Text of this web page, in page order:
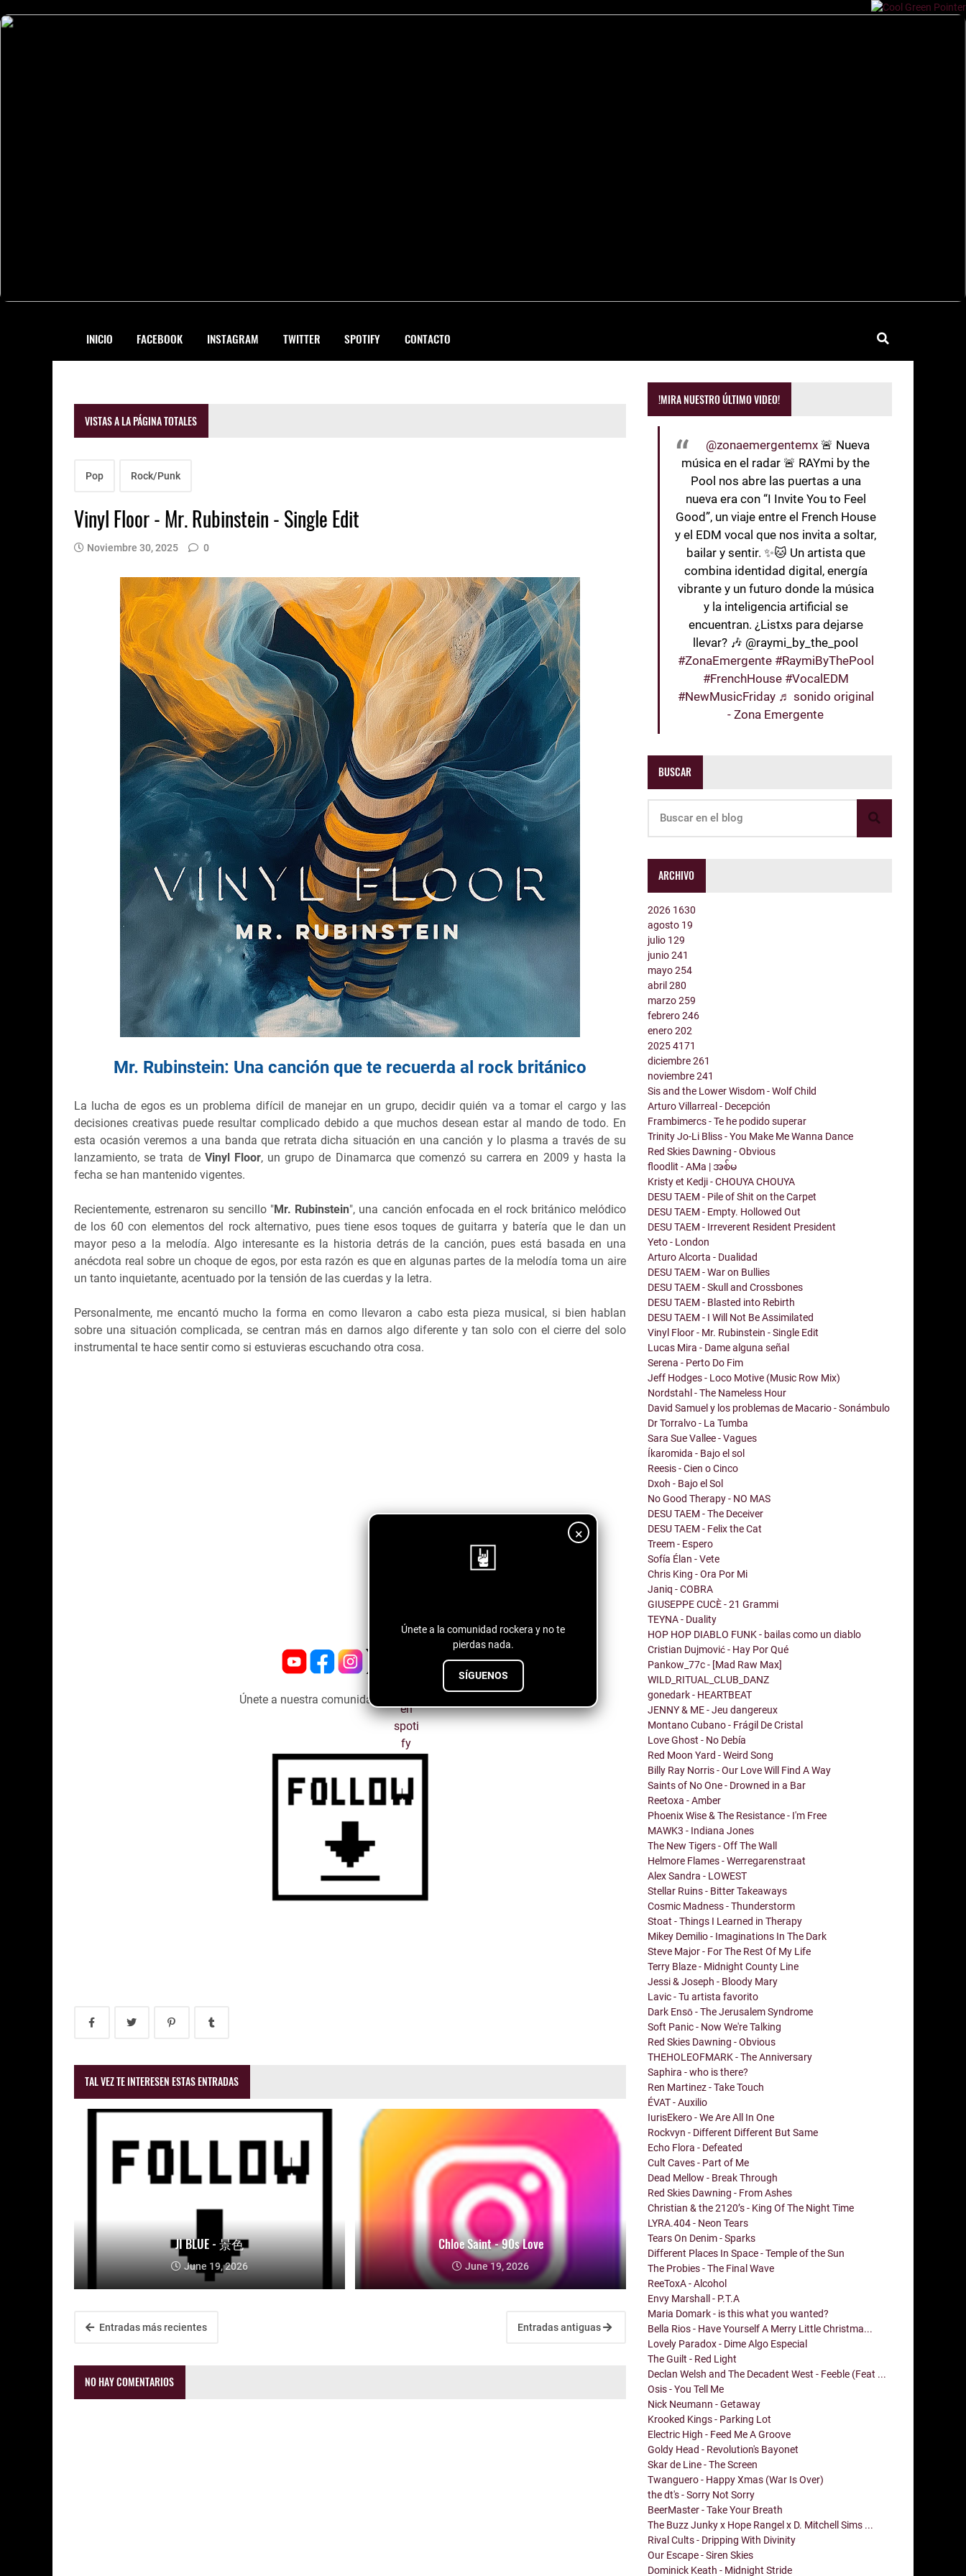
INICIO FACEBOOK INSTAGRAM TWITTER SPOTIFY CONTACTO
×
Únete a la comunidad rockera y no te
pierdas nada.
SÍGUENOS
VISTAS A LA PÁGINA TOTALES
Pop Rock/Punk
Vinyl Floor - Mr. Rubinstein - Single Edit
Noviembre 30, 2025 0
Mr. Rubinstein: Una canción que te recuerda al rock británico
La lucha de egos es un problema difícil de manejar en un grupo, decidir quién va a tomar el cargo y las
decisiones creativas puede resultar complicado debido a que muchos desean estar al mando de todo. En
esta ocasión veremos a una banda que retrata dicha situación en una canción y lo plasma a través de su
lanzamiento, se trata de Vinyl Floor, un grupo de Dinamarca que comenzó su carrera en 2009 y hasta la
fecha se han mantenido vigentes.
Recientemente, estrenaron su sencillo "Mr. Rubinstein", una canción enfocada en el rock británico melódico
de los 60 con elementos del rock alternativo, pues tiene esos toques de guitarra y batería que le dan un
mayor peso a la melodía. Algo interesante es la historia detrás de la canción, pues está basada en una
anécdota real sobre un choque de egos, por esta razón es que en algunas partes de la melodía toma un aire
un tanto inquietante, acentuado por la tensión de las cuerdas y la letra.
Personalmente, me encantó mucho la forma en como llevaron a cabo esta pieza musical, si bien hablan
sobre una situación complicada, se centran más en darnos algo diferente y tan solo con el cierre del solo
instrumental te hace sentir como si estuvieras escuchando otra cosa.
Únete a nuestra comunidad emergente ↓↓↓↓
TAL VEZ TE INTERESEN ESTAS ENTRADAS
JI BLUE - 景色
June 19, 2026
Chloe Saint - 90s Love
June 19, 2026
Entradas más recientes Entradas antiguas
NO HAY COMENTARIOS
!MIRA NUESTRO ÚLTIMO VIDEO!
@zonaemergentemx 🚨 Nueva
música en el radar 🚨 RAYmi by the
Pool nos abre las puertas a una
nueva era con “I Invite You to Feel
Good”, un viaje entre el French House
y el EDM vocal que nos invita a soltar,
bailar y sentir. ✨🐱 Un artista que
combina identidad digital, energía
vibrante y un futuro donde la música
y la inteligencia artificial se
encuentran. ¿Listxs para dejarse
llevar? 🎶 @raymi_by_the_pool
#ZonaEmergente #RaymiByThePool
#FrenchHouse #VocalEDM
#NewMusicFriday ♬ sonido original
- Zona Emergente
BUSCAR
ARCHIVO
2026 1630
agosto 19
julio 129
junio241
mayo254
abril280
marzo259
febrero246
enero202
20254171
diciembre261
noviembre241
Sis and the Lower Wisdom - Wolf Child
Arturo Villarreal - Decepción
Frambimercs - Te he podido superar
Trinity Jo-Li Bliss - You Make Me Wanna Dance
Red Skies Dawning - Obvious
floodlit - AMa | အစ်မ
Kristy et Kedji - CHOUYA CHOUYA
DESU TAEM - Pile of Shit on the Carpet
DESU TAEM - Empty. Hollowed Out
DESU TAEM - Irreverent Resident President
Yeto - London
Arturo Alcorta - Dualidad
DESU TAEM - War on Bullies
DESU TAEM - Skull and Crossbones
DESU TAEM - Blasted into Rebirth
DESU TAEM - I Will Not Be Assimilated
Vinyl Floor - Mr. Rubinstein - Single Edit
Lucas Mira - Dame alguna señal
Serena - Perto Do Fim
Jeff Hodges - Loco Motive (Music Row Mix)
Nordstahl - The Nameless Hour
David Samuel y los problemas de Macario - Sonámbulo
Dr Torralvo - La Tumba
Sara Sue Vallee - Vagues
Íkaromida - Bajo el sol
Reesis - Cien o Cinco
Dxoh - Bajo el Sol
No Good Therapy - NO MAS
DESU TAEM - The Deceiver
DESU TAEM - Felix the Cat
Treem - Espero
Sofía Élan - Vete
Chris King - Ora Por Mi
Janiq - COBRA
GIUSEPPE CUCÈ - 21 Grammi
TEYNA - Duality
HOP HOP DIABLO FUNK - bailas como un diablo
Cristian Dujmović - Hay Por Qué
Pankow_77c - [Mad Raw Max]
WILD_RITUAL_CLUB_DANZ
gonedark - HEARTBEAT
JENNY & ME - Jeu dangereux
Montano Cubano - Frágil De Cristal
Love Ghost - No Debía
Red Moon Yard - Weird Song
Billy Ray Norris - Our Love Will Find A Way
Saints of No One - Drowned in a Bar
Reetoxa - Amber
Phoenix Wise & The Resistance - I'm Free
MAWK3 - Indiana Jones
The New Tigers - Off The Wall
Helmore Flames - Werregarenstraat
Alex Sandra - LOWEST
Stellar Ruins - Bitter Takeaways
Cosmic Madness - Thunderstorm
Stoat - Things I Learned in Therapy
Mikey Demilio - Imaginations In The Dark
Steve Major - For The Rest Of My Life
Terry Blaze - Midnight County Line
Jessi & Joseph - Bloody Mary
Lavic - Tu artista favorito
Dark Ensō - The Jerusalem Syndrome
Soft Panic - Now We're Talking
Red Skies Dawning - Obvious
THEHOLEOFMARK - The Anniversary
Saphira - who is there?
Ren Martinez - Take Touch
ÉVAT - Auxilio
IurisEkero - We Are All In One
Rockvyn - Different Different But Same
Echo Flora - Defeated
Cult Caves - Part of Me
Dead Mellow - Break Through
Red Skies Dawning - From Ashes
Christian & the 2120’s - King Of The Night Time
LYRA.404 - Neon Tears
Tears On Denim - Sparks
Different Places In Space - Temple of the Sun
The Probies - The Final Wave
ReeToxA - Alcohol
Envy Marshall - P.T.A
Maria Domark - is this what you wanted?
Bella Rios - Have Yourself A Merry Little Christma...
Lovely Paradox - Dime Algo Especial
The Guilt - Red Light
Declan Welsh and The Decadent West - Feeble (Feat ...
Osis - You Tell Me
Nick Neumann - Getaway
Krooked Kings - Parking Lot
Electric High - Feed Me A Groove
Goldy Head - Revolution's Bayonet
Skar de Line - The Screen
Twanguero - Happy Xmas (War Is Over)
the dt's - Sorry Not Sorry
BeerMaster - Take Your Breath
The Buzz Junky x Hope Rangel x D. Mitchell Sims ...
Rival Cults - Dripping With Divinity
Our Escape - Siren Skies
Dominick Keath - Midnight Stride